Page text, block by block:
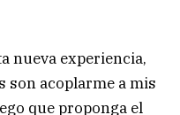
nueva experiencia,
son acoplarme a mis
que proponga el